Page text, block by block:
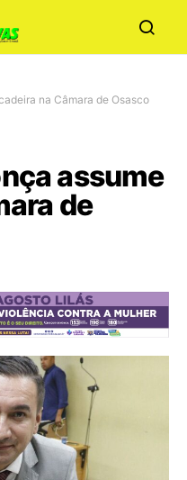
na Câmara de Osasco
assume
de